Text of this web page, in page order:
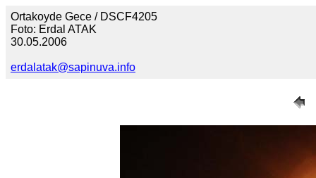
Ortakoyde Gece / DSCF4205
Foto: Erdal ATAK
30.05.2006
erdalatak@sapinuva.info